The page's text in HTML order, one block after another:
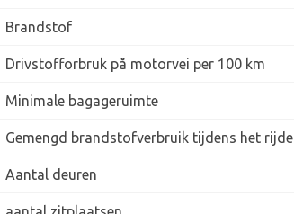
Brandstof
Drivstofforbruk på motorvei per 100 km
Minimale bagageruimte
Gemengd brandstofverbruik tijdens het
Aantal deuren